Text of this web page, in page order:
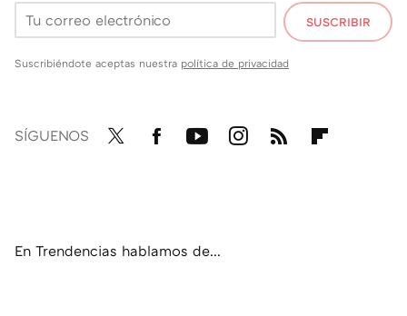
SUSCRIBIR
Suscribiéndote aceptas nuestra política de privacidad
SÍGUENOS
En Trendencias hablamos de...